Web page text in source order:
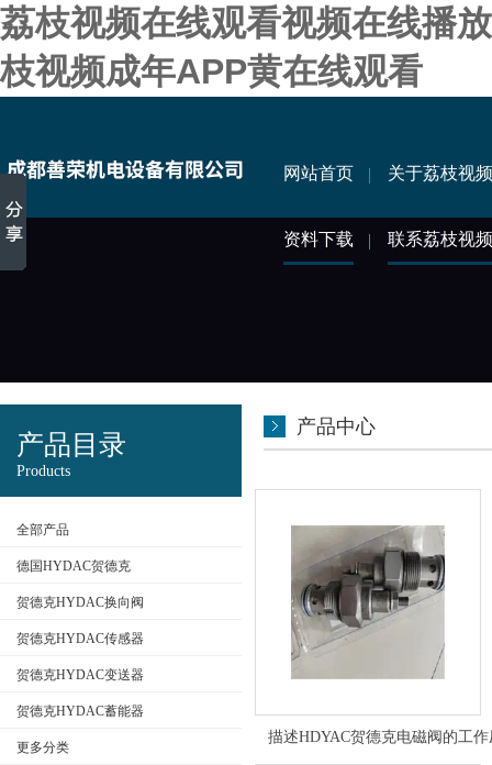
荔枝视频在线观看视频在线播
枝视频成年APP黄在线观看
网站首页 关于荔枝视
资料下载 联系荔枝视
产品目录
Products
全部产品
德国HYDAC贺德克
贺德克HYDAC换向阀
贺德克HYDAC传感器
贺德克HYDAC变送器
贺德克HYDAC蓄能器
更多分类
产品中心
描述HDYAC贺德克电磁阀的工